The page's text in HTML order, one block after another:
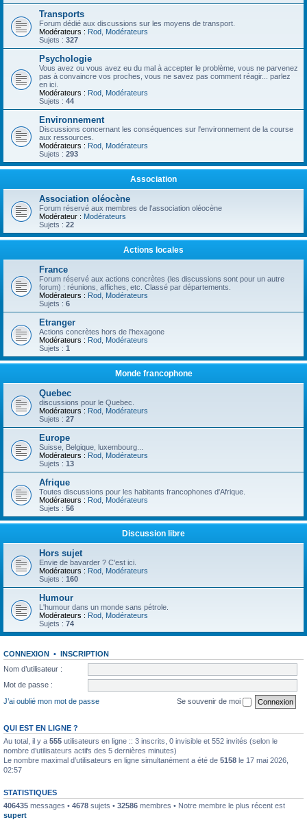
Transports
Forum dédié aux discussions sur les moyens de transport.
Modérateurs : Rod Modérateurs
Sujets : 327
Psychologie
Vous avez ou vous avez eu du mal à accepter le problème, vous ne parvenez
pas à convaincre vos proches, vous ne savez pas comment réagir... parlez
en ici.
Modérateurs : Rod Modérateurs
Sujets : 44
Environnement
Discussions concernant les conséquences sur l'environnement de la course
aux ressources.
Modérateurs : Rod Modérateurs
Sujets : 293
Association
Association oléocène
Forum réservé aux membres de l'association oléocène
Modérateur : Modérateurs
Sujets : 22
Actions locales
France
Forum réservé aux actions concrètes (les discussions sont pour un autre
forum) : réunions, affiches, etc. Classé par départements.
Modérateurs : Rod Modérateurs
Sujets : 6
Etranger
Actions concrètes hors de l'hexagone
Modérateurs : Rod Modérateurs
Sujets : 1
Monde francophone
Quebec
discussions pour le Quebec.
Modérateurs : Rod Modérateurs
Sujets : 27
Europe
Suisse, Belgique, luxembourg...
Modérateurs : Rod Modérateurs
Sujets : 13
Afrique
Toutes discussions pour les habitants francophones d'Afrique.
Modérateurs : Rod Modérateurs
Sujets : 56
Discussion libre
Hors sujet
Envie de bavarder ? C'est ici.
Modérateurs : Rod Modérateurs
Sujets : 160
Humour
L'humour dans un monde sans pétrole.
Modérateurs : Rod Modérateurs
Sujets : 74
CONNEXION • INSCRIPTION
Nom d’utilisateur :
Mot de passe :
J’ai oublié mon mot de passe
Se souvenir de moi
QUI EST EN LIGNE ?
Au total, il y a 555 utilisateurs en ligne :: 3 inscrits, 0 invisible et 552 invités (selon le
nombre d’utilisateurs actifs des 5 dernières minutes)
Le nombre maximal d’utilisateurs en ligne simultanément a été de 5158 le 17 mai 2026,
02:57
STATISTIQUES
406435 messages • 4678 sujets • 32586 membres • Notre membre le plus récent est
supert